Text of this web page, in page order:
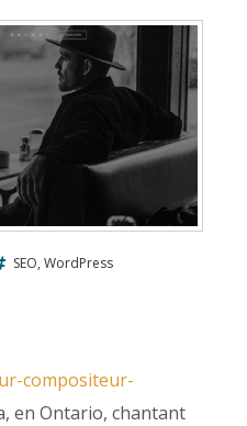
SEO, WordPress
compositeur-
en Ontario, chantant